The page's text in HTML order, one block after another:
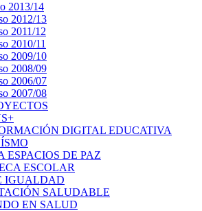
2013/14
2012/13
2011/12
2010/11
2009/10
2008/09
2006/07
2007/08
DIGITAL EDUCATIVA
ESPACIOS DE PAZ
ESCOLAR
IGUALDAD
SALUDABLE
EN SALUD